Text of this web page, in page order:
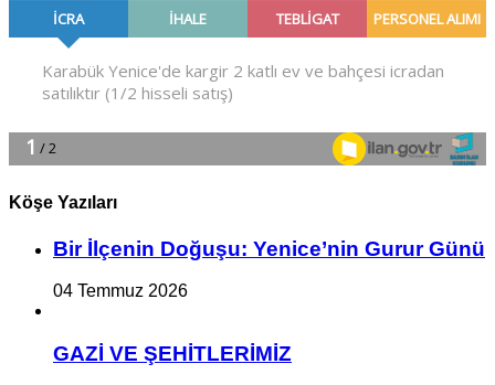
Köşe Yazıları
Bir İlçe­nin Do­ğu­şu: Ye­ni­ce’nin Gurur Günü
04 Temmuz 2026
GAZİ VE ŞEHİTLERİMİZ